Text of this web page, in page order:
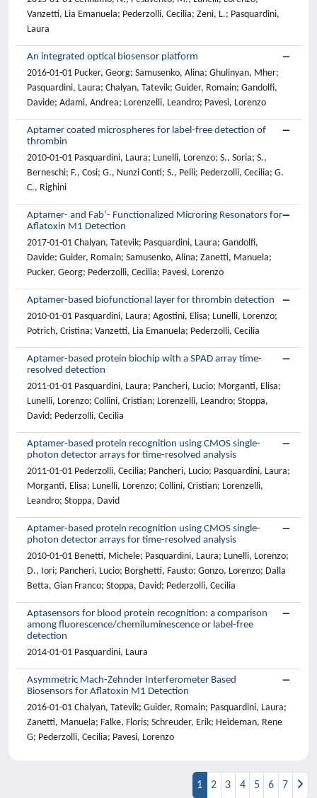
Vanzetti, Lia Emanuela; Pederzolli, Cecilia; Zeni, L.; Pasquardini,
Laura
An integrated optical biosensor platform
2016-01-01 Pucker, Georg; Samusenko, Alina; Ghulinyan, Mher;
Pasquardini, Laura; Chalyan, Tatevik; Guider, Romain; Gandolfi,
Davide; Adami, Andrea; Lorenzelli, Leandro; Pavesi, Lorenzo
Aptamer coated microspheres for label-free detection of
thrombin
2010-01-01 Pasquardini, Laura; Lunelli, Lorenzo; S., Soria; S.,
Berneschi; F., Cosi; G., Nunzi Conti; S., Pelli; Pederzolli, Cecilia; G.
C., Righini
Aptamer- and Fab’- Functionalized Microring Resonators for
Aflatoxin M1 Detection
2017-01-01 Chalyan, Tatevik; Pasquardini, Laura; Gandolfi,
Davide; Guider, Romain; Samusenko, Alina; Zanetti, Manuela;
Pucker, Georg; Pederzolli, Cecilia; Pavesi, Lorenzo
Aptamer-based biofunctional layer for thrombin detection
2010-01-01 Pasquardini, Laura; Agostini, Elisa; Lunelli, Lorenzo;
Potrich, Cristina; Vanzetti, Lia Emanuela; Pederzolli, Cecilia
Aptamer-based protein biochip with a SPAD array time-
resolved detection
2011-01-01 Pasquardini, Laura; Pancheri, Lucio; Morganti, Elisa;
Lunelli, Lorenzo; Collini, Cristian; Lorenzelli, Leandro; Stoppa,
David; Pederzolli, Cecilia
Aptamer-based protein recognition using CMOS single-
photon detector arrays for time-resolved analysis
2011-01-01 Pederzolli, Cecilia; Pancheri, Lucio; Pasquardini, Laura;
Morganti, Elisa; Lunelli, Lorenzo; Collini, Cristian; Lorenzelli,
Leandro; Stoppa, David
Aptamer-based protein recognition using CMOS single-
photon detector arrays for time-resolved analysis
2010-01-01 Benetti, Michele; Pasquardini, Laura; Lunelli, Lorenzo;
D., Iori; Pancheri, Lucio; Borghetti, Fausto; Gonzo, Lorenzo; Dalla
Betta, Gian Franco; Stoppa, David; Pederzolli, Cecilia
Aptasensors for blood protein recognition: a comparison
among fluorescence/chemiluminescence or label-free
detection
2014-01-01 Pasquardini, Laura
Asymmetric Mach-Zehnder Interferometer Based
Biosensors for Aflatoxin M1 Detection
2016-01-01 Chalyan, Tatevik; Guider, Romain; Pasquardini, Laura;
Zanetti, Manuela; Falke, Floris; Schreuder, Erik; Heideman, Rene
G; Pederzolli, Cecilia; Pavesi, Lorenzo
1 2 3 4 5 6 7